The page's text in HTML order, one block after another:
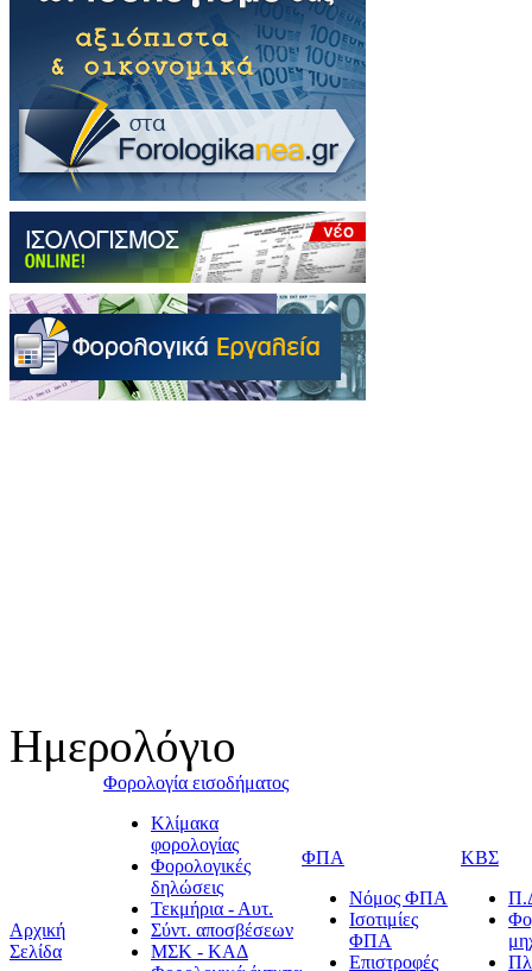
Ημερολόγιο
Αρχική
Σελίδα
Φορολογία εισοδήματος
Κλίμακα
φορολογίας
Φορολογικές
δηλώσεις
Τεκμήρια - Αυτ.
Σύντ. αποσβέσεων
ΜΣΚ - ΚΑΔ
ΦΠΑ
Νόμος ΦΠΑ
Ισοτιμίες
ΦΠΑ
Επιστροφές
ΚΒΣ